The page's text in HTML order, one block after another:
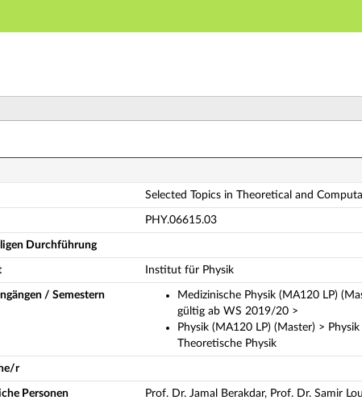
Hauptnavigation
Selected Topics in Theoretical and
PHY.06615.03
Durchführung
Institut für Physik
/ Semestern
Medizinische Physik (MA120 LP)
gültig ab WS 2019/20 >
Physik (MA120 LP) (Master) >
Theoretische Physik
r
Personen Prof. Dr. Jamal Berakdar, Prof. Dr. Samir